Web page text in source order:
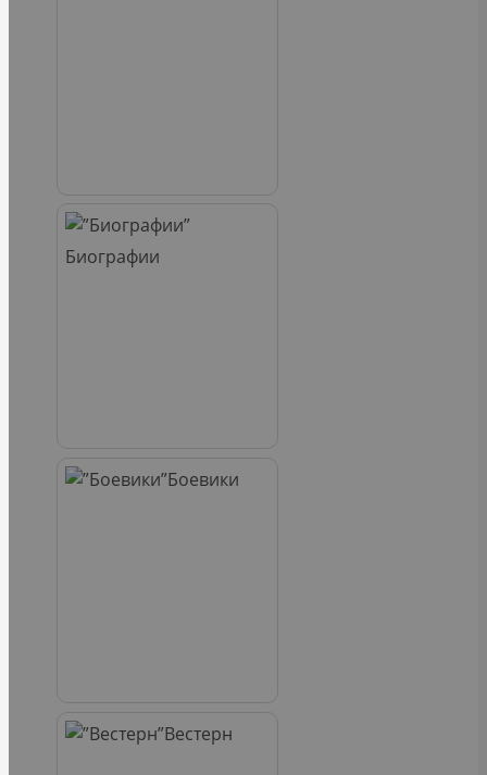
Биографии
Боевики
Вестерн